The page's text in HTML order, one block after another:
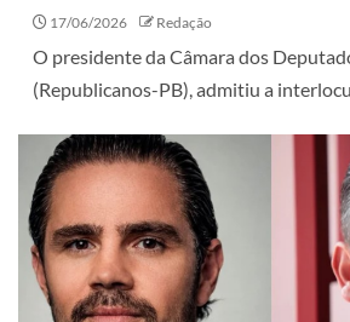
17/06/2026 Redação
O presidente da Câmara dos
(Republicanos-PB), admitiu a